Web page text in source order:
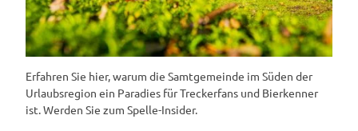
Erfahren Sie hier, warum die Samtgemeinde im Süden der
Urlaubsregion ein Paradies für Treckerfans und Bierkenner
ist. Werden Sie zum Spelle-Insider.